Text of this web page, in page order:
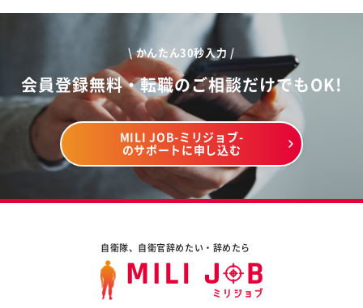
\ かんたん30秒入力 /
会員登録無料・転職のご相談だけでもOK!
MILI JOB-ミリジョブ-
のサポートに申し込む
自衛隊、自衛官辞めたい・辞めたら